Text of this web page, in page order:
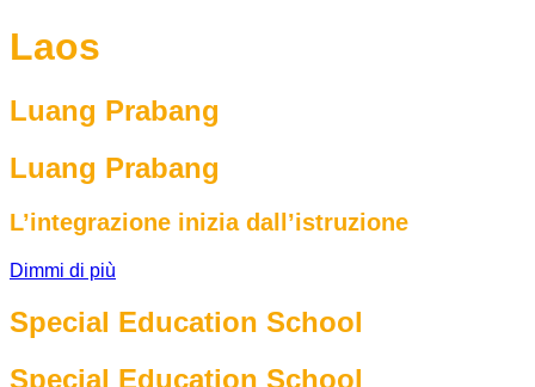
Laos
Luang Prabang
Luang Prabang
L’integrazione inizia dall’istruzione
Dimmi di più
Special Education School
Special Education School